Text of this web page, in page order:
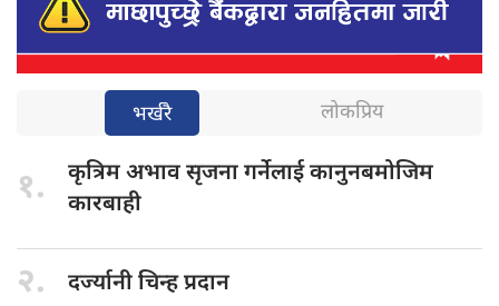
भर्खरै लोकप्रिय
१. कृत्रिम अभावसृजना गर्नेलाई कानुनबमोजिम
कारबाही
२. दर्ज्यानी चिन्हप्रदान